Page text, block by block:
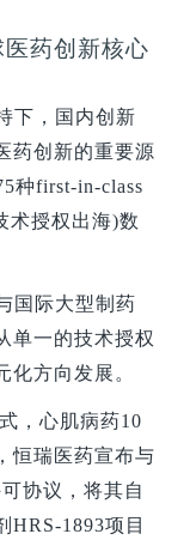
药创新核心
下，国内创新
药创新的重要源
种first-in-class
术授权出海)数
国际大型制药
单一的技术授权
化方向发展。
，心肌病药10
恒瑞医药宣布与
协议，将其自
HRS-1893项目